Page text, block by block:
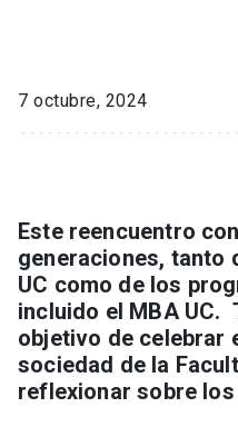
7 octubre, 2024
Este reencuentro
generaciones, tanto
UC como de los
incluido el MBA UC.
objetivo de celebrar
sociedad de la
reflexionar sobre